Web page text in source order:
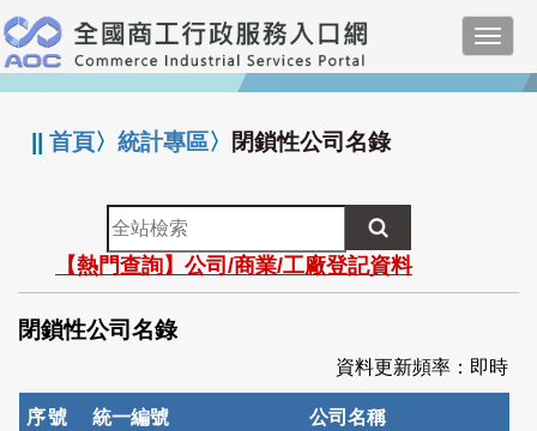
跳
到
主
要
:::
||首頁〉統計專區〉 閉鎖性公司名錄
全
站
檢
索
【熱門查詢】公司/商業/工廠登記資料
閉鎖性公司名錄
資料更新頻率：即時
序號 統一編號 公司名稱